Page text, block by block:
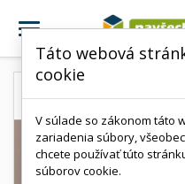
Táto webová
cookie
V súlade so zákonom táto
zariadenia súbory,
chcete používať túto
súborov cookie.